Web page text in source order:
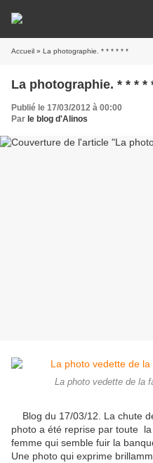
Accueil » La photographie. * * * * * *
La photographie.
Publié le 17/03/2012 à 00:00
Par le blog d'Alinos
La photo vedette de la
Blog du 17/03/12. La chute
photo a été reprise par toute
femme qui semble fuir la
Une photo qui exprime